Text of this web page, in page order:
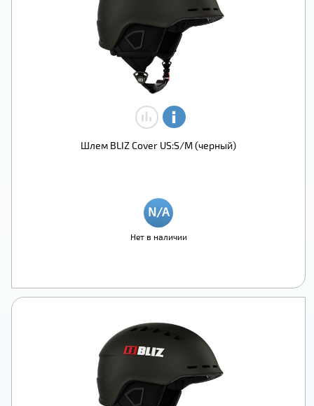
Шлем BLIZ Cover US:S/M (черный)
Нет в наличии